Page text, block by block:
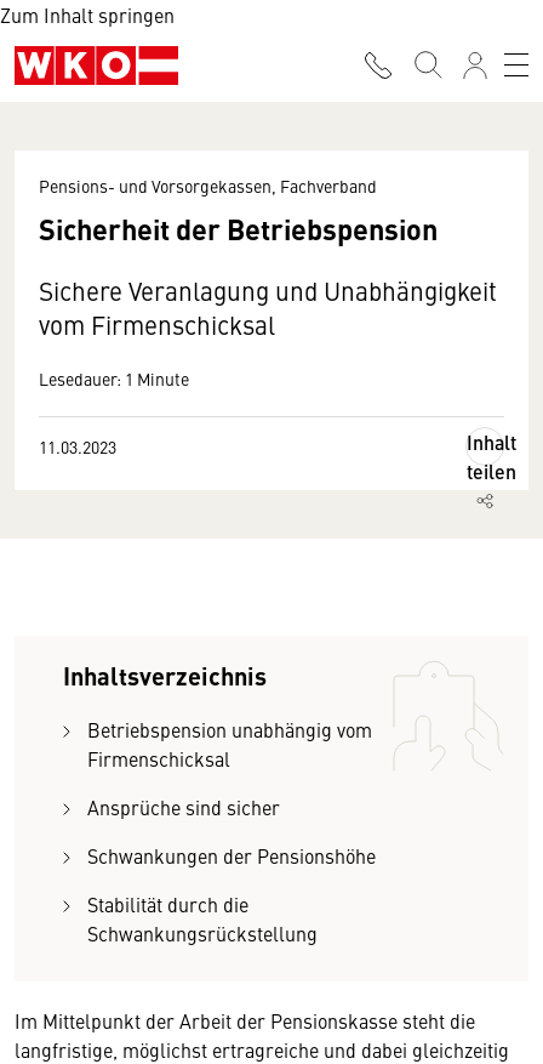
Zum Inhalt springen
Pensions- und Vorsorgekassen, Fachverband
Sicherheit der Betriebspension
Sichere Veranlagung und Unabhängigkeit
vom Firmenschicksal
Lesedauer: 1 Minute
11.03.2023
Inhalt
teilen
Inhaltsverzeichnis
Betriebspension unabhängig vom
Firmenschicksal
Ansprüche sind sicher
Schwankungen der Pensionshöhe
Stabilität durch die
Schwankungsrückstellung
Im Mittelpunkt der Arbeit der Pensionskasse steht die
langfristige, möglichst ertragreiche und dabei gleichzeitig